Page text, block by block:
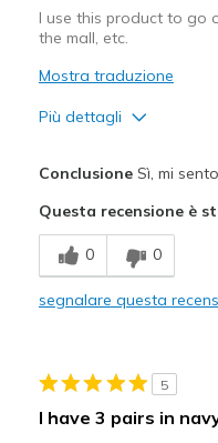
I use this product to go
the mall, etc.
Mostra traduzione
Più dettagli
Comfortable
Migliori Utilizzi:
Casual Wear
Sizing
Feels
View On Shoes
I'm
ConclusioneSì, mi
Questa recensione è
0 0
segnalare questa
5
I have 3 pairs in